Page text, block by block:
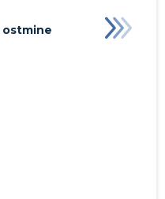
ostmine